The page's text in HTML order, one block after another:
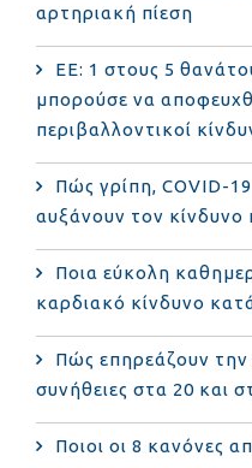
αρτηριακή πίεση
ΕΕ: 1 στους 5
μπορούσε να
περιβαλλοντικοί
Πώς γρίπη, COVID-19
αυξάνουν τον
Ποια εύκολη
καρδιακό κίνδυνο
Πώς επηρεάζουν την
συνήθειες στα 20 και
Ποιοι οι 8 κανόνες